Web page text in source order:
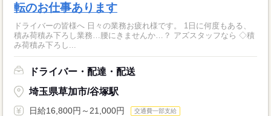
転のお仕事あります
ドライバーの皆様へ 日々の業務お疲れ様です。 1日に何度もある、
積み荷積み下ろし業務…腰にきませんか…？ アズスタッフなら ◇積
み荷積み下ろし...
ドライバー・配達・配送
埼玉県草加市/谷塚駅
日給16,800円～21,000円 交通費一部支給